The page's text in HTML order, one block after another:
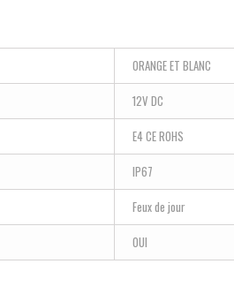
ORANGE ET BLANC
12V DC
E4 CE ROHS
IP67
Feux de jour
OUI